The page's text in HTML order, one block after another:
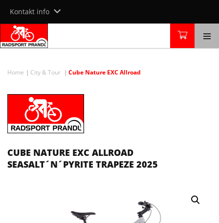
content
Kontakt info
Home City & Tour Cube Nature EXC Allroad
CUBE NATURE EXC ALLROAD
SEASALT´N´PYRITE TRAPEZE 2025